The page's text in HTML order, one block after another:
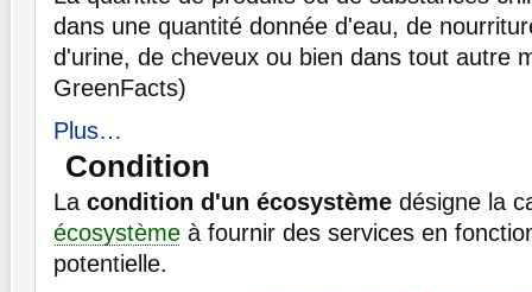
dans une quantité donnée d'eau, de
d'urine, de cheveux ou bien dans tout autre
GreenFacts)
Plus…
Condition
La condition d'un écosystème désigne la
écosystème à fournir des services en
potentielle.